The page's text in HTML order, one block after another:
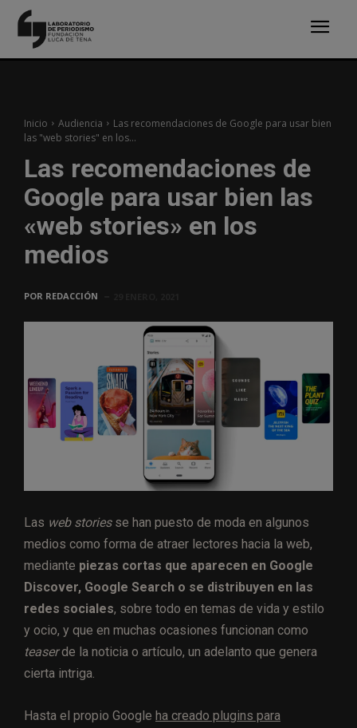
Inicio Audiencia
Las recomendaciones de Google para usar bien
las "web stories" en los...
Las recomendaciones de
Google para usar bien las
«web stories» en los
medios
POR REDACCIÓN
Las web storiesse han puesto de moda en algunos
medios como forma de atraer lectores hacia la web,
mediante piezas cortas que aparecen en Google
Discover, Google Search o se distribuyen en las
redes sociales, sobre todo en temas de vida y estilo
y ocio, y que en muchas ocasiones funcionan como
teaserde la noticia o artículo, un adelanto que genera
cierta intriga.
Hasta el propio Google ha creado plugins para